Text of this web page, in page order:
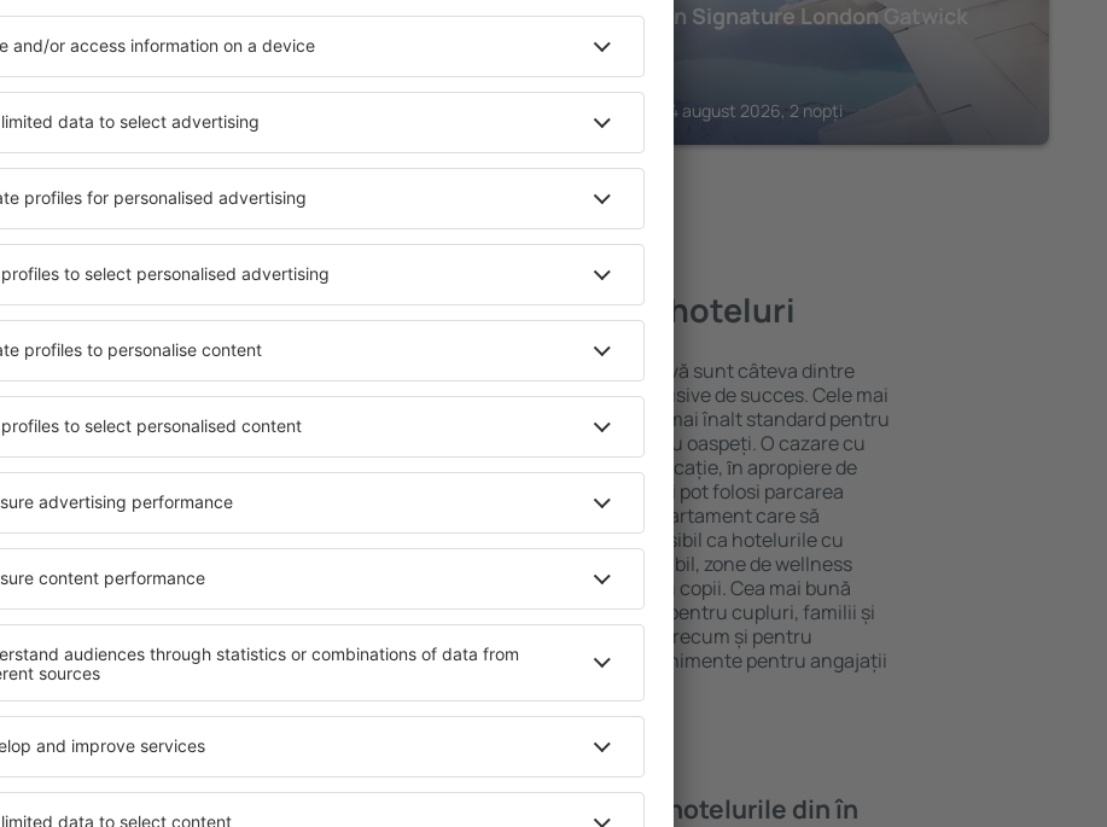
ibis London Sutton Point
175€
Sutton, 24 august 2026, 2 nopți
Sandman Signature London Gatwick
Hotel
187€
Crawley, 24 august 2026, 2 nopți
Vedeți mai multe hoteluri în Oxted
în Oxted, astfel încât
nevoilor sale. Preferați
ȋnalte sau preferați hoteluri
nostru puteți rezerva
Selectați destinația şi
de plată și opțiunile
situate atât aproape de
mai departe de
o vacanță lungă sau
când doriţi să vizitaţi şi alte
vi se potriveşte și
o vacanţă sau călătorie de
Oxted – cele mai bune hoteluri
O varietate de servicii și o locație atractivă sunt câteva dintre
elementele cheie ale unui hotel All-Inclusive de succes. Cele mai
bune hoteluri din Oxted garantează cel mai înalt standard pentru
servicii și o gamă largă de facilități pentru oaspeți. O cazare cu
standarde ridicate oferă cea mai bună locație, ȋn apropiere de
principalele distracţii din Oxted. Oaspeții pot folosi parcarea
gratuită și pot alege o cameră sau un apartament care să
corespundă perfect nevoilor lor. Este posibil ca hotelurile cu
standarde ȋnalte să ofere un meniu variabil, zone de wellness
precum spa și fitness, și activități pentru copii. Cea mai bună
cazare în Oxted este o alegere perfectă pentru cupluri, familii și
persoane aflate în călătorie de afaceri, precum și pentru
companii care doresc să organizeze evenimente pentru angajații
Ce fel de facilităţi voi găsi ȋn hotelurile din în